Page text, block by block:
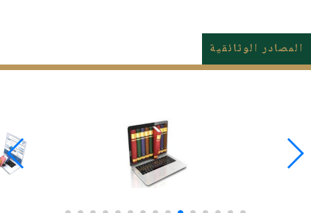
المصادر الوثائقية